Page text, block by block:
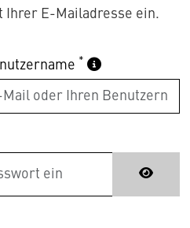
Ihrer E-Mailadresse ein.
*